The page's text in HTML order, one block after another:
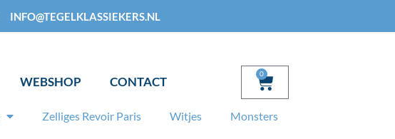
INFO@TEGELKLASSIEKERS.NL
WEBSHOP CONTACT
0
Winkelwagen
Zelliges Revoir Paris Witjes Monsters